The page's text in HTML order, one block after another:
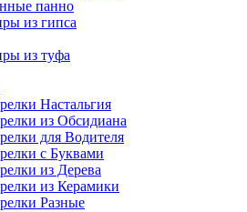
панно
из гипса
из туфа
Настальгия
из Обсидиана
для Водителя
с Буквами
из Дерева
из Керамики
Разные